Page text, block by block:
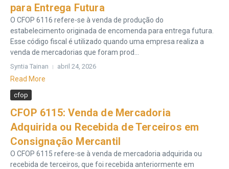
para Entrega Futura
O CFOP 6116 refere-se à venda de produção do
estabelecimento originada de encomenda para entrega futura.
Esse código fiscal é utilizado quando uma empresa realiza a
venda de mercadorias que foram prod...
Syntia Tainan abril 24, 2026
Read More
cfop
CFOP 6115: Venda de Mercadoria
Adquirida ou Recebida de Terceiros em
Consignação Mercantil
O CFOP 6115 refere-se à venda de mercadoria adquirida ou
recebida de terceiros, que foi recebida anteriormente em